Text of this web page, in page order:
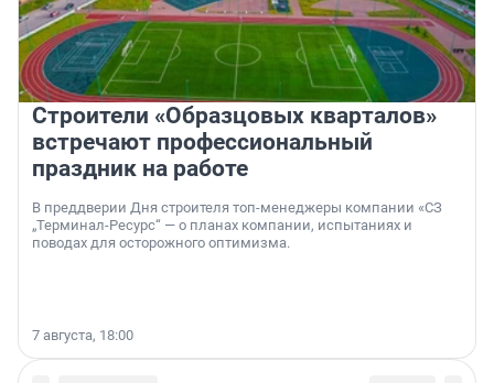
Строители «Образцовых кварталов»
встречают профессиональный
праздник на работе
В преддверии Дня строителя топ-менеджеры компании «СЗ
„Терминал-Ресурс“ — о планах компании, испытаниях и
поводах для осторожного оптимизма.
7 августа, 18:00